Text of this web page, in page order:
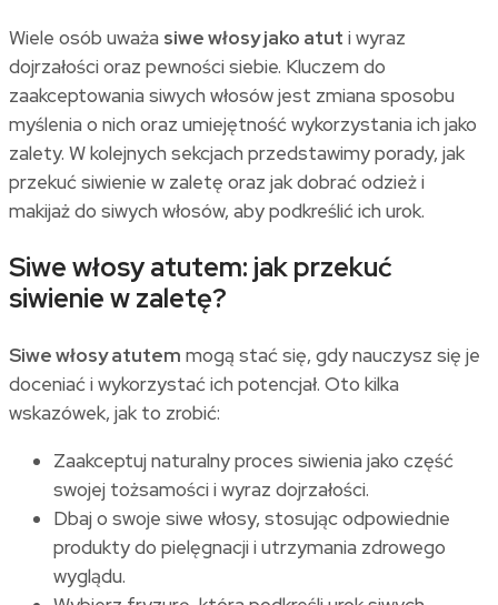
Wiele osób uważa siwe włosy jako atut i wyraz
dojrzałości oraz pewności siebie. Kluczem do
zaakceptowania siwych włosów jest zmiana sposobu
myślenia o nich oraz umiejętność wykorzystania ich jako
zalety. W kolejnych sekcjach przedstawimy porady, jak
przekuć siwienie w zaletę oraz jak dobrać odzież i
makijaż do siwych włosów, aby podkreślić ich urok.
Siwe włosy atutem: jak przekuć
siwienie w zaletę?
Siwe włosy atutem mogą stać się, gdy nauczysz się je
doceniać i wykorzystać ich potencjał. Oto kilka
wskazówek, jak to zrobić:
Zaakceptuj naturalny proces siwienia jako część
swojej tożsamości i wyraz dojrzałości.
Dbaj o swoje siwe włosy, stosując odpowiednie
produkty do pielęgnacji i utrzymania zdrowego
wyglądu.